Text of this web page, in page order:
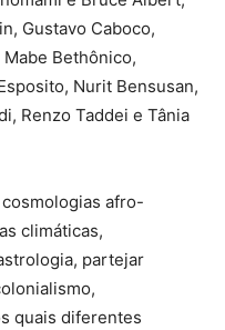
Gustavo Caboco,
Bethônico,
Nurit Bensusan,
Renzo Taddei e Tânia
afro-
climáticas,
partejar
quais diferentes